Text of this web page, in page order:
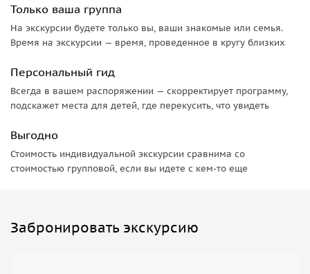
Только ваша группа
На экскурсии будете только вы, ваши знакомые или семья.
Время на экскурсии — время, проведенное в кругу близких
Персональный гид
Всегда в вашем распоряжении — скорректирует программу,
подскажет места для детей, где перекусить, что увидеть
Выгодно
Стоимость индивидуальной экскурсии сравнима со
стоимостью групповой, если вы идете с кем-то еще
Забронировать экскурсию